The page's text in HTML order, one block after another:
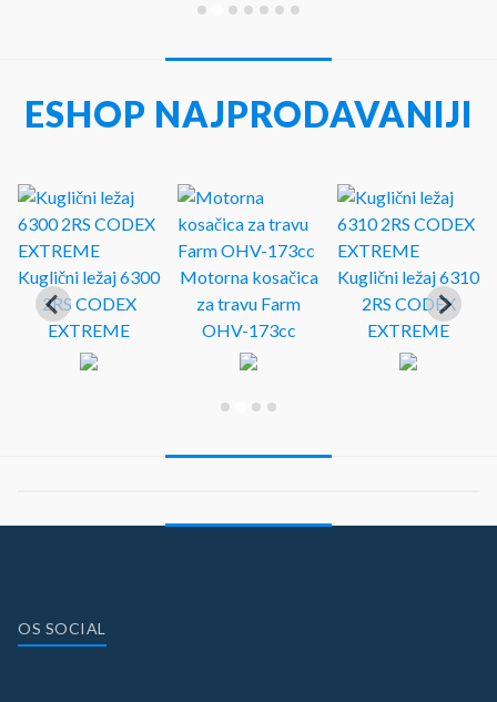
ESHOP NAJPRODAVANIJI
Kuglični ležaj 6300
2RS CODEX
EXTREME
Motorna kosačica
za travu Farm
OHV-173cc
Kuglični ležaj 6310
2RS CODEX
EXTREME
OS SOCIAL